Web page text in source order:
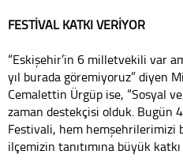
FESTİVAL KATKI VERİYOR
“Eskişehir’in 6 milletvekili var
yıl burada göremiyoruz” diyen
Cemalettin Ürgüp ise, “Sosyal
zaman destekçisi olduk. Bugün
Festivali, hem hemşehrilerimizi
ilçemizin tanıtımına büyük katkı